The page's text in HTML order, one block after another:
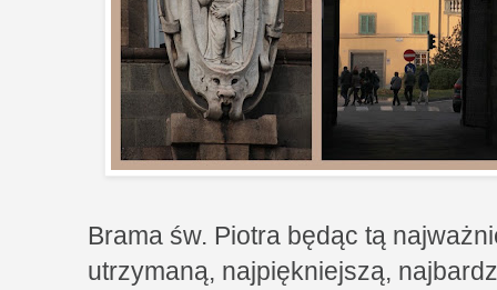
Brama św. Piotra będąc tą
utrzymaną, najpiękniejszą,